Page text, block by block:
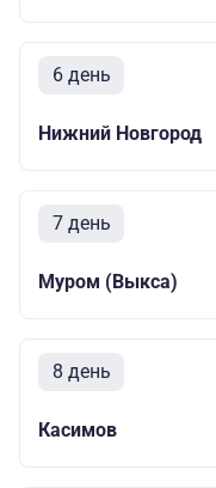
6 день
Нижний Новгород
7 день
Муром (Выкса)
8 день
Касимов